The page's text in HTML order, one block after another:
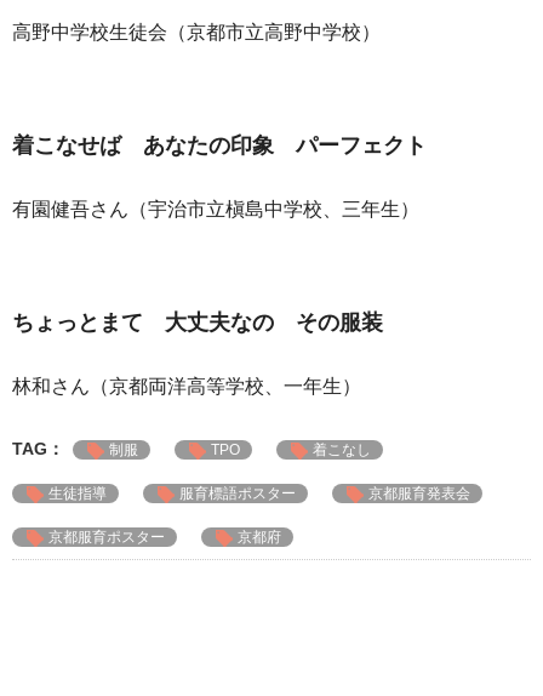
高野中学校生徒会（京都市立高野中学校）
着こなせば あなたの印象 パーフェクト
有園健吾さん（宇治市立槇島中学校、三年生）
ちょっとまて 大丈夫なの その服装
林和さん（京都両洋高等学校、一年生）
TAG： 制服 TPO 着こなし
生徒指導 服育標語ポスター 京都服育発表会
京都服育ポスター 京都府